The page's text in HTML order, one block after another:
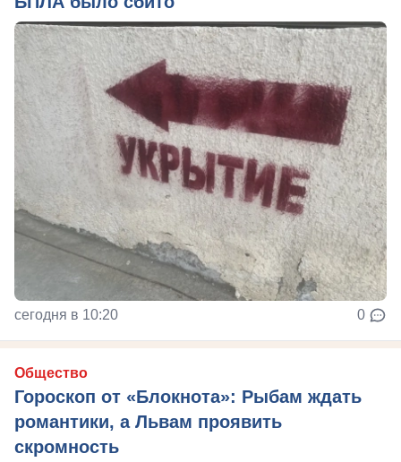
сегодня в 10:20 0
Общество
Гороскоп от «Блокнота»: Рыбам ждать
романтики, а Львам проявить
скромность